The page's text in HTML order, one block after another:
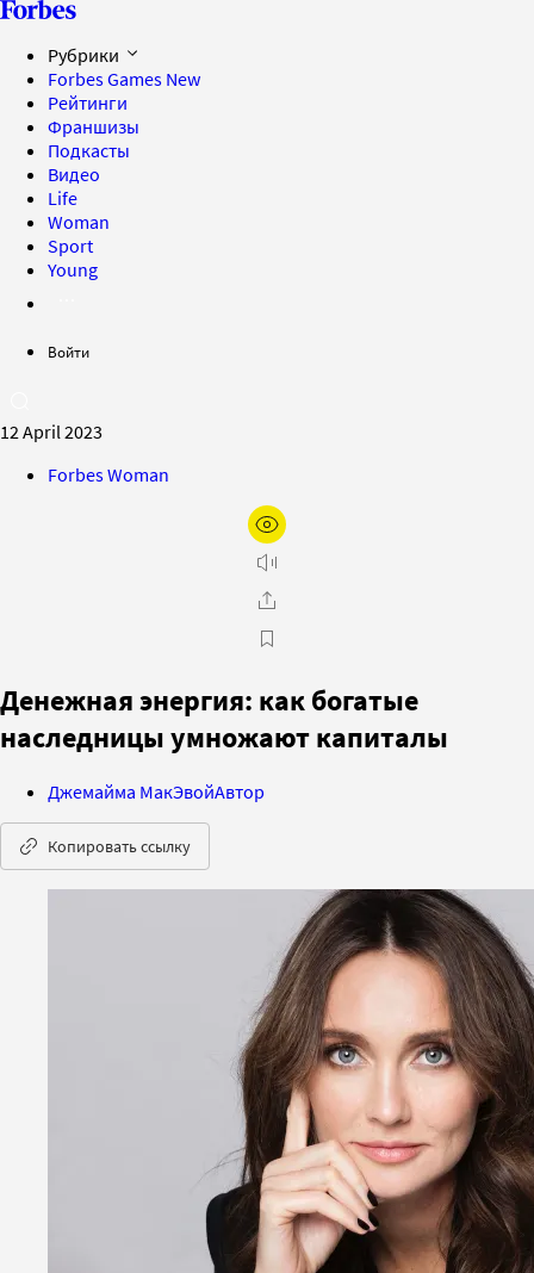
Рубрики
Forbes Games New
Рейтинги
Франшизы
Подкасты
Видео
Life
Woman
Sport
Young
Войти
12 April 2023
Forbes Woman
Денежная энергия: как богатые
наследницы умножают капиталы
Джемайма МакЭвойАвтор
Копировать ссылку